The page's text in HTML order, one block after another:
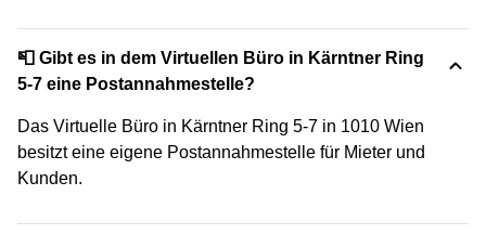
📮 Gibt es in dem Virtuellen Büro in Kärntner Ring
5-7 eine Postannahmestelle?
Das Virtuelle Büro in Kärntner Ring 5-7 in 1010 Wien
besitzt eine eigene Postannahmestelle für Mieter und
Kunden.